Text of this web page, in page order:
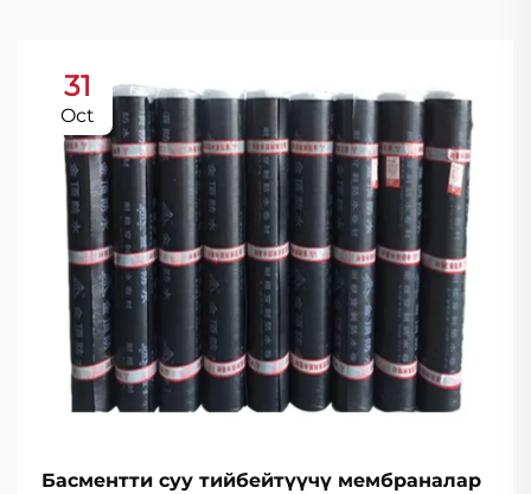
31
Oct
Басментти суу тийбейтүүчү мембраналар